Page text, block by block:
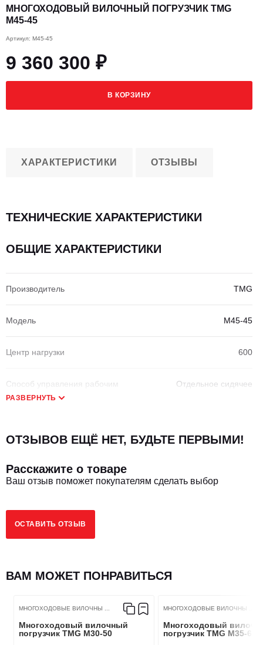
МНОГОХОДОВЫЙ ВИЛОЧНЫЙ ПОГРУЗЧИК TMG
M45-45
Артикул: M45-45
9 360 300 ₽
В КОРЗИНУ
ХАРАКТЕРИСТИКИ ОТЗЫВЫ
ТЕХНИЧЕСКИЕ ХАРАКТЕРИСТИКИ
ОБЩИЕ ХАРАКТЕРИСТИКИ
Производитель TMG
Модель M45-45
Центр нагрузки 600
Способ управления рабочим
оборудованием
Отдельное сидячее
РАЗМЕРЫ
Высота мачты в опущенном положении, мм
Общая длина (с вилами) 2300
РАЗВЕРНУТЬ
ОТЗЫВОВ ЕЩЁ НЕТ, БУДЬТЕ ПЕРВЫМИ!
Расскажите о товаре
Ваш отзыв поможет покупателям сделать выбор
ОСТАВИТЬ ОТЗЫВ
ВАМ МОЖЕТ ПОНРАВИТЬСЯ
МНОГОХОДОВЫЕ ВИЛОЧНЫ ...
Многоходовый вилочный
погрузчик TMG M30-50
МНОГОХОДОВЫЕ ВИЛОЧНЫ ...
Многоходовый
погрузчик TMG M35-60